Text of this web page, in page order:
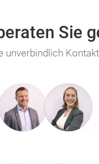
Sie
unverbindlich